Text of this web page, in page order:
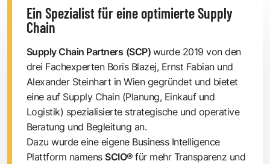
Ein Spezialist für eine optimierte Supply
Chain
Supply Chain Partners (SCP) wurde 2019 von den
drei Fachexperten Boris Blazej, Ernst Fabian und
Alexander Steinhart in Wien gegründet und bietet
eine auf Supply Chain (Planung, Einkauf und
Logistik) spezialisierte strategische und operative
Beratung und Begleitung an.
Dazu wurde eine eigene Business Intelligence
Plattform namensSCIO® für mehr Transparenz und